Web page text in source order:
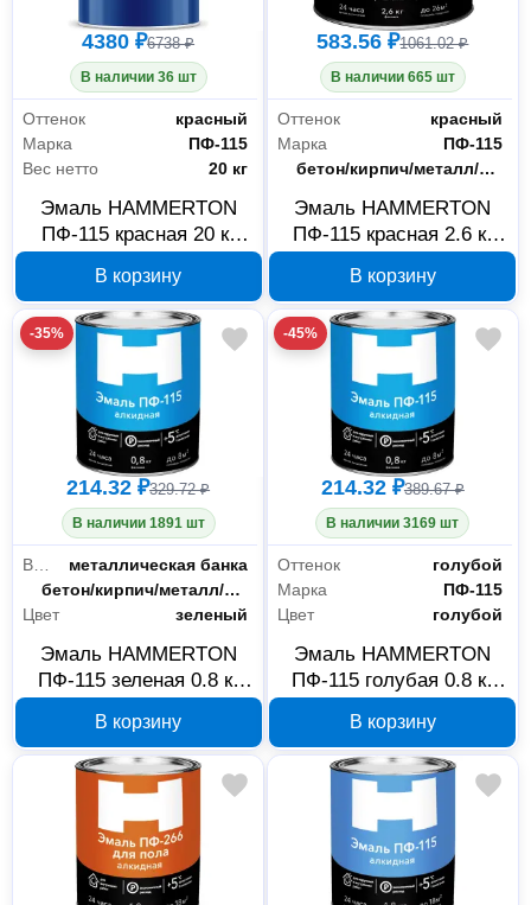
4380 ₽6738 ₽
В наличии 36 шт
Оттенок
красный
Марка
ПФ-115
Вес нетто
20 кг
Эмаль HAMMERTON
ПФ-115 красная 20 кг
В корзину
583.56 ₽1061.02 ₽
В наличии 665 шт
Оттенок
красный
Марка
ПФ-115
Основания
бетон/кирпич/металл/дерево/минеральные поверхности
Эмаль HAMMERTON
ПФ-115 красная 2.6 кг
В корзину
-35%
214.32 ₽329.72 ₽
В наличии 1891 шт
Вид тары
металлическая банка
Основания
бетон/кирпич/металл/дерево/минеральные поверхности
Цвет
зеленый
Эмаль HAMMERTON
ПФ-115 зеленая 0.8 кг
В корзину
-45%
214.32 ₽389.67 ₽
В наличии 3169 шт
Оттенок
голубой
Марка
ПФ-115
Цвет
голубой
Эмаль HAMMERTON
ПФ-115 голубая 0.8 кг
В корзину